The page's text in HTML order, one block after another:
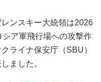
ンスキー大統領は2026
ア軍飛行場への攻撃作
ライナ保安庁（SBU）
ました。